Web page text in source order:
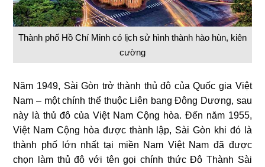
Thành phố Hồ Chí Minh có lịch sử hình thành hào hùn, kiên
cường
Năm 1949, Sài Gòn trở thành thủ đô của Quốc gia Việt
Nam – một chính thể thuộc Liên bang Đông Dương, sau
này là thủ đô của Việt Nam Cộng hòa. Đến năm 1955,
Việt Nam Cộng hòa được thành lập, Sài Gòn khi đó là
thành phố lớn nhất tại miền Nam Việt Nam đã được
chọn làm thủ đô với tên gọi chính thức Đô Thành Sài